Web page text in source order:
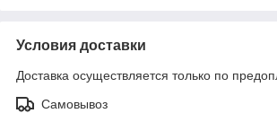
Условия доставки
Доставка осуществляется только по
Самовывоз